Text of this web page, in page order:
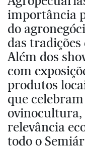
importância
do
das
Além dos
com
produtos
que
ovinocultura,
relevância
todo o